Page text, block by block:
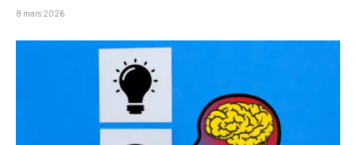
8 mars 2026